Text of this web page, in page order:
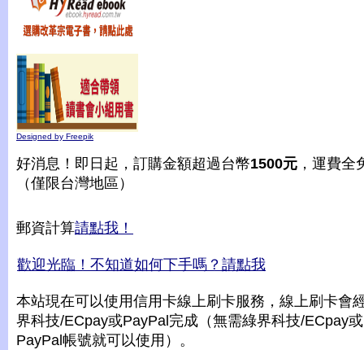
Designed by Freepik
好消息！即日起，訂購金額超過台幣1500元 ，運費全
（僅限台灣地區）
郵資計算請點我！
歡迎光臨！不知道如何下手嗎？請點我
本站現在可以使用信用卡線上刷卡服務，線上刷卡會
界科技/ECpay或PayPal完成（無需綠界科技/ECpay或
PayPal帳號就可以使用）。